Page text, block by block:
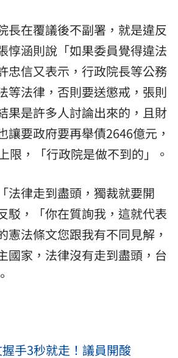
長在覆議後不副署，就是違反
惇涵則說「如果委員覺得違法
忠信又表示，行政院長等公務
等法律，否則要送懲戒，張則
果是許多人討論出來的，且財
讓要政府要再舉債2646億元，
限，「行政院是做不到的」。
法律走到盡頭，獨裁就要開
駁，「你在質詢我，這就代表
憲法條文您跟我有不同見解，
國家，法律沒有走到盡頭，台
手3秒就走！議員開酸